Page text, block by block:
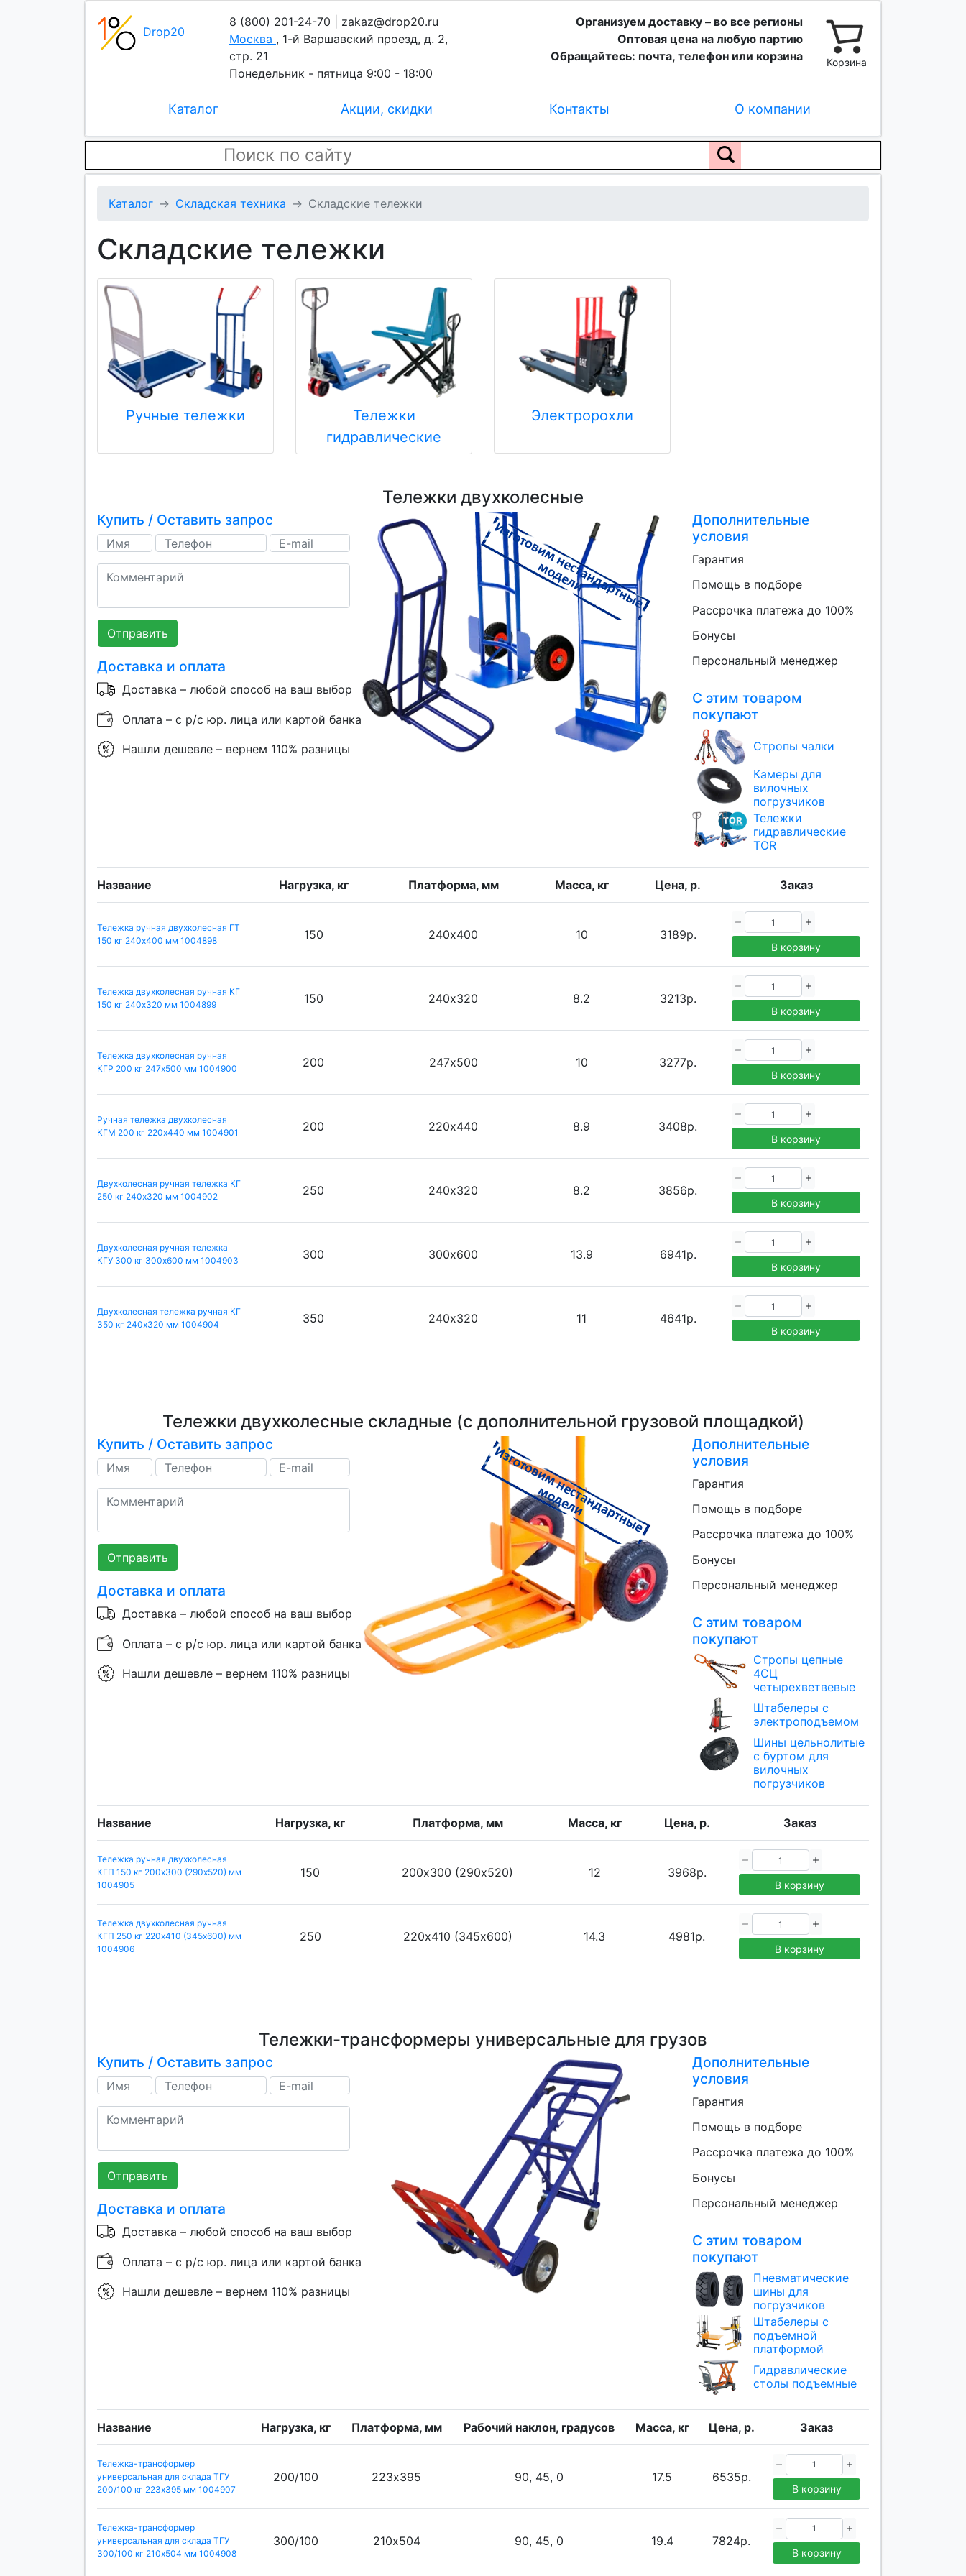
Drop20
8 (800) 201-24-70 | zakaz@drop20.ru
Москва , 1-й Варшавский проезд, д. 2,
стр. 21
Понедельник - пятница 9:00 - 18:00
Организуем доставку – во все регионы
Оптовая цена на любую партию
Обращайтесь: почта, телефон или корзина
Корзина
Каталог Акции, скидки Контакты О компании
Каталог Складская техника Складские тележки
Складские тележки
Ручные тележки
Тележки
гидравлические
Электророхли
Тележки двухколесные
Купить / Оставить запрос
Отправить
Доставка и оплата
Доставка – любой способ на ваш выбор
Оплата – с р/с юр. лица или картой банка
Нашли дешевле – вернем 110% разницы
Дополнительные
условия
Гарантия
Помощь в подборе
Рассрочка платежа до 100%
Бонусы
Персональный менеджер
С этим товаром
покупают
Стропы чалки
Камеры для
вилочных
погрузчиков
Тележки
гидравлические
TOR
Название Нагрузка, кг Платформа, мм Масса, кг Цена, р. Заказ
Тележка ручная двухколесная ГТ
150 кг 240х400 мм 1004898
150 240х400 10 3189р.
В корзину
Тележка двухколесная ручная КГ
150 кг 240х320 мм 1004899
150 240х320 8.2 3213р.
В корзину
Тележка двухколесная ручная
КГР 200 кг 247х500 мм 1004900
200 247х500 10 3277р.
В корзину
Ручная тележка двухколесная
КГМ 200 кг 220х440 мм 1004901
200 220х440 8.9 3408р.
В корзину
Двухколесная ручная тележка КГ
250 кг 240х320 мм 1004902
250 240х320 8.2 3856р.
В корзину
Двухколесная ручная тележка
КГУ 300 кг 300х600 мм 1004903
300 300х600 13.9 6941р.
В корзину
Двухколесная тележка ручная КГ
350 кг 240х320 мм 1004904
350 240х320 11 4641р.
В корзину
Тележки двухколесные складные (с дополнительной грузовой площадкой)
Купить / Оставить запрос
Отправить
Доставка и оплата
Доставка – любой способ на ваш выбор
Оплата – с р/с юр. лица или картой банка
Нашли дешевле – вернем 110% разницы
Дополнительные
условия
Гарантия
Помощь в подборе
Рассрочка платежа до 100%
Бонусы
Персональный менеджер
С этим товаром
покупают
Стропы цепные
4СЦ
четырехветвевые
Штабелеры с
электроподъемом
Шины цельнолитые
с буртом для
вилочных
погрузчиков
Название Нагрузка, кг Платформа, мм Масса, кг Цена, р. Заказ
Тележка ручная двухколесная
КГП 150 кг 200х300 (290х520) мм
1004905
150 200х300 (290х520) 12 3968р.
В корзину
Тележка двухколесная ручная
КГП 250 кг 220х410 (345х600) мм
1004906
250 220х410 (345х600) 14.3 4981р.
В корзину
Тележки-трансформеры универсальные для грузов
Купить / Оставить запрос
Отправить
Доставка и оплата
Доставка – любой способ на ваш выбор
Оплата – с р/с юр. лица или картой банка
Нашли дешевле – вернем 110% разницы
Дополнительные
условия
Гарантия
Помощь в подборе
Рассрочка платежа до 100%
Бонусы
Персональный менеджер
С этим товаром
покупают
Пневматические
шины для
погрузчиков
Штабелеры с
подъемной
платформой
Гидравлические
столы подъемные
Название Нагрузка, кг Платформа, мм Рабочий наклон, градусов Масса, кг Цена, р. Заказ
Тележка-трансформер
универсальная для склада ТГУ
200/100 кг 223х395 мм 1004907
200/100 223х395 90, 45, 0 17.5 6535р.
В корзину
Тележка-трансформер
универсальная для склада ТГУ
300/100 кг 210х504 мм 1004908
300/100 210х504 90, 45, 0 19.4 7824р.
В корзину